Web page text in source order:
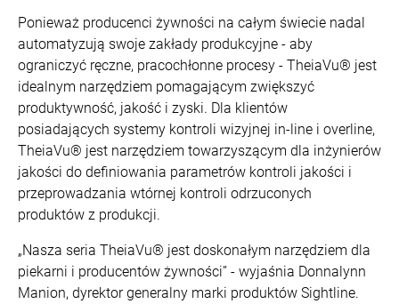
Ponieważ producenci żywności na całym świecie nadal
automatyzują swoje zakłady produkcyjne - aby
ograniczyć ręczne, pracochłonne procesy - TheiaVu® jest
idealnym narzędziem pomagającym zwiększyć
produktywność, jakość i zyski. Dla klientów
posiadających systemy kontroli wizyjnej in-line i overline,
TheiaVu® jest narzędziem towarzyszącym dla inżynierów
jakości do definiowania parametrów kontroli jakości i
przeprowadzania wtórnej kontroli odrzuconych
produktów z produkcji.
„Nasza seria TheiaVu® jest doskonałym narzędziem dla
piekarni i producentów żywności” - wyjaśnia Donnalynn
Manion, dyrektor generalny marki produktów Sightline.